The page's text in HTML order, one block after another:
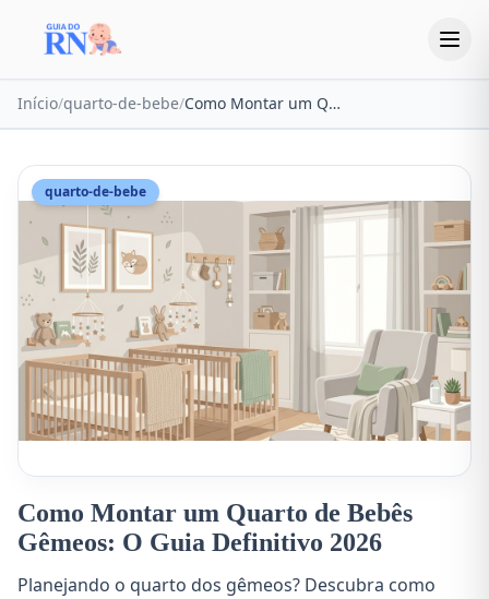
Início/quarto-de-bebe/ Como Montar um Quarto de Bebês Gêmeos: O Guia Definitivo 2026
quarto-de-bebe
Como Montar um Quarto de Bebês
Gêmeos: O Guia Definitivo 2026
Planejando o quarto dos gêmeos? Descubra como